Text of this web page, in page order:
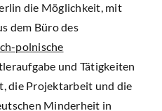
die Möglichkeit, mit
dem Büro des
polnische
und Tätigkeiten
die Projektarbeit und die
Minderheit in